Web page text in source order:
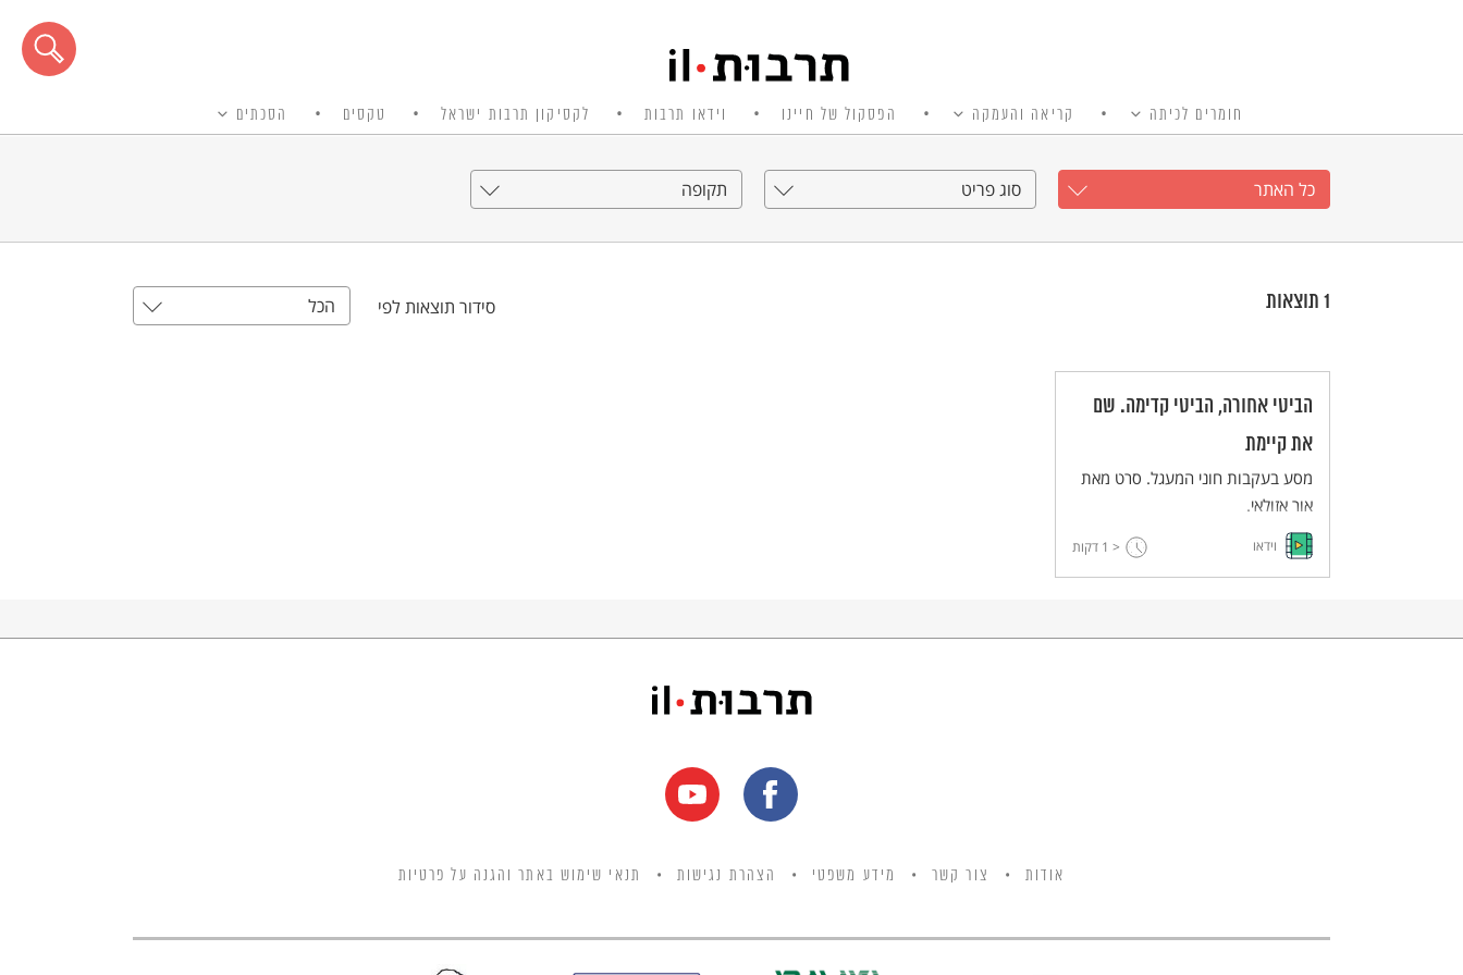
חומרים לכיתה קריאה והעמקה הפסקול של חיינו וידאו תרבות לקסיקון תרבות ישראל טקסים הסכתים
כל האתר סוג פריט תקופה
1 תוצאות סידור תוצאות לפי הכל
הביטי אחורה, הביטי קדימה. שם
את קיימת
מסע בעקבות חוני המעגל. סרט מאת
אור אזולאי.
וידאו < 1 דקות
אודות צור קשר מידע משפטי הצהרת נגישות תנאי שימוש באתר והגנה על פרטיות